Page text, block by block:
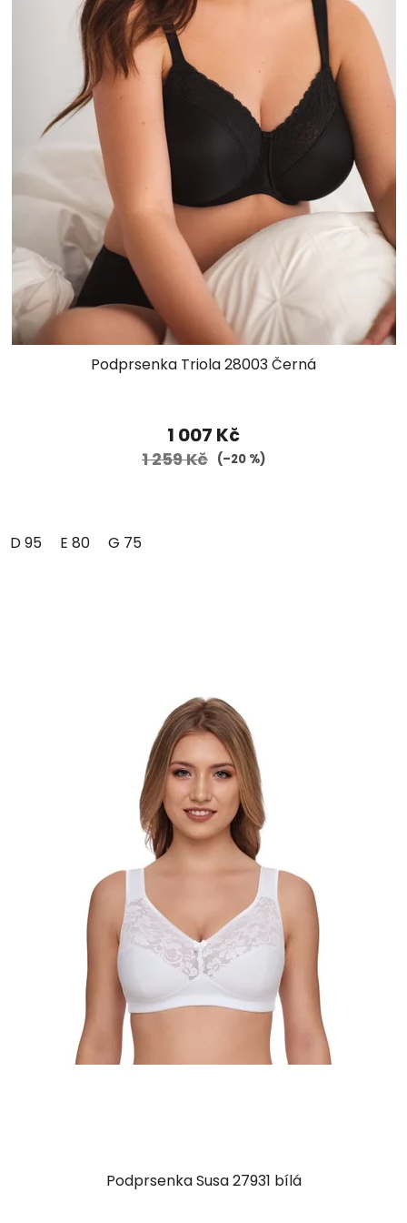
Podprsenka Triola 28003 Černá
1 007 Kč
1 259 Kč (–20 %)
D 95 E 80 G 75
Podprsenka Susa 27931 bílá